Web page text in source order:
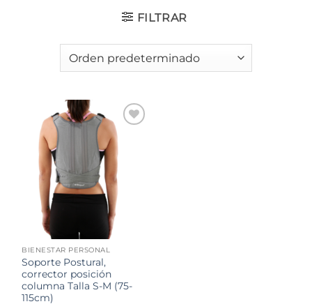
FILTRAR
BIENESTAR PERSONAL
Soporte Postural,
corrector posición
columna Talla S-M (75-
115cm)